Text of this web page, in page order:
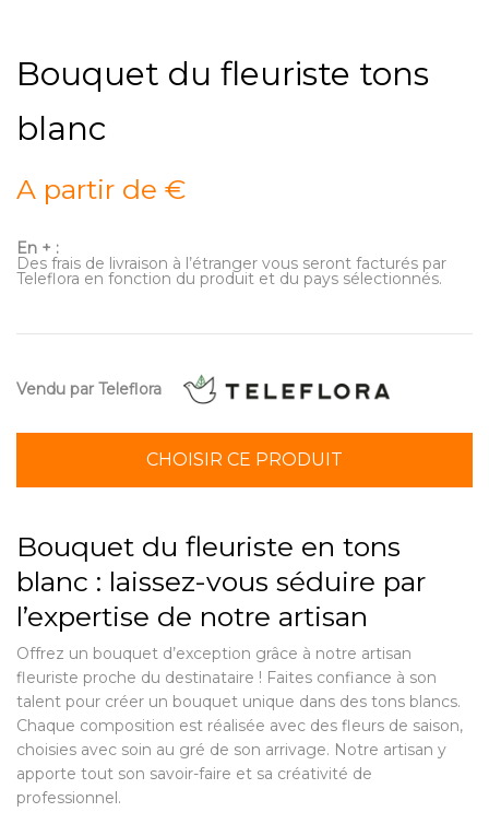
Bouquet du fleuriste tons
blanc
A partir de €
En + :
Des frais de livraison à l’étranger vous seront facturés par
Teleflora en fonction du produit et du pays sélectionnés.
Vendu par Teleflora
CHOISIR CE PRODUIT
Bouquet du fleuriste en tons
blanc : laissez-vous séduire par
l’expertise de notre artisan
Offrez un bouquet d’exception grâce à notre artisan
fleuriste proche du destinataire ! Faites confiance à son
talent pour créer un bouquet unique dans des tons blancs.
Chaque composition est réalisée avec des fleurs de saison,
choisies avec soin au gré de son arrivage. Notre artisan y
apporte tout son savoir-faire et sa créativité de
professionnel.